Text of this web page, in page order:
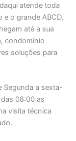
atende toda
e o grande ABCD,
até a sua
condomínio
soluções para
Segunda a sexta-
08:00 as
visita técnica